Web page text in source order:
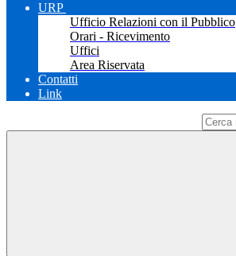
URP
Ufficio Relazioni con il Pubblico
Orari - Ricevimento
Uffici
Area Riservata
Contatti
Link